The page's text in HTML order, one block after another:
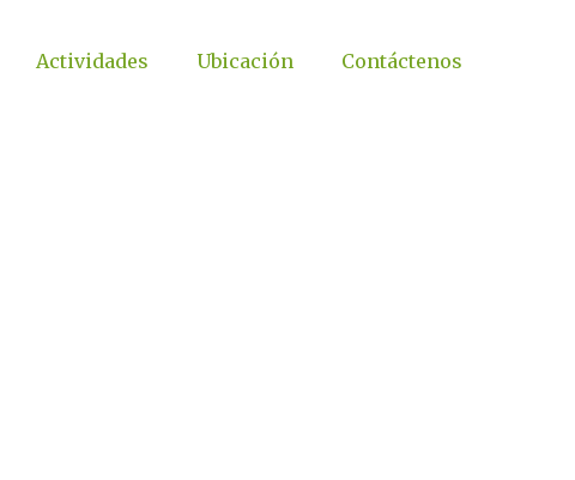
Actividades Ubicación Contáctenos